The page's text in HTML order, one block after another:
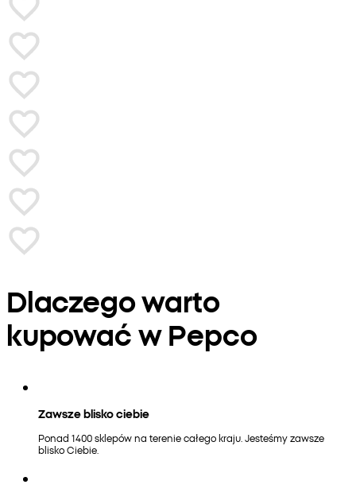
Dlaczego warto
kupować w Pepco
Zawsze blisko ciebie
Ponad 1400 sklepów na terenie całego kraju. Jesteśmy zawsze
blisko Ciebie.